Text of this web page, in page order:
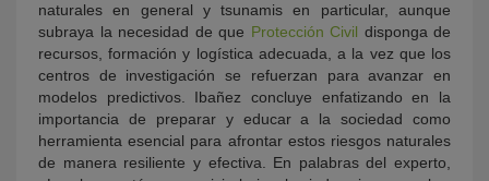
naturales en general y tsunamis en particular, aunque
subraya la necesidad de que Protección Civil disponga de
recursos, formación y logística adecuada, a la vez que los
centros de investigación se refuerzan para avanzar en
modelos predictivos. Ibañez concluye enfatizando en la
importancia de preparar y educar a la sociedad como
herramienta esencial para afrontar estos riesgos naturales
de manera resiliente y efectiva. En palabras del experto,